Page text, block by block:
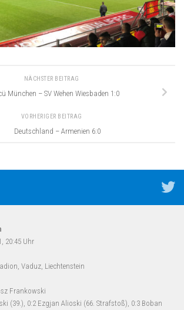
NÄCHSTER BEITRAG
München – SV Wehen Wiesbaden 1:0
VORHERIGER BEITRAG
Deutschland – Armenien 6:0
20:45 Uhr
Vaduz, Liechtenstein
Frankowski
(39.), 0:2 Ezgjan Alioski (66. Strafstoß), 0:3 Boban